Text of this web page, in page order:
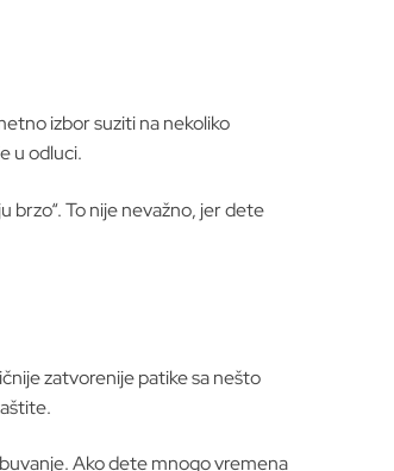
izbor suziti na nekoliko
u odluci.
brzo“. To nije nevažno, jer dete
zatvorenije patike sa nešto
Ako dete mnogo vremena